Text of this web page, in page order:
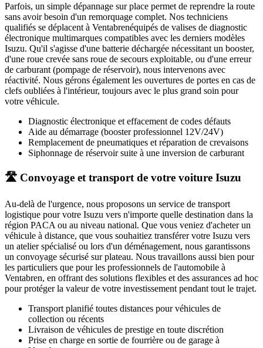
Parfois, un simple dépannage sur place permet de reprendre la route
sans avoir besoin d'un remorquage complet. Nos techniciens
qualifiés se déplacent à Ventabrenéquipés de valises de diagnostic
électronique multimarques compatibles avec les derniers modèles
Isuzu. Qu'il s'agisse d'une batterie déchargée nécessitant un booster,
d'une roue crevée sans roue de secours exploitable, ou d'une erreur
de carburant (pompage de réservoir), nous intervenons avec
réactivité. Nous gérons également les ouvertures de portes en cas de
clefs oubliées à l'intérieur, toujours avec le plus grand soin pour
votre véhicule.
Diagnostic électronique et effacement de codes défauts
Aide au démarrage (booster professionnel 12V/24V)
Remplacement de pneumatiques et réparation de crevaisons
Siphonnage de réservoir suite à une inversion de carburant
🛣️ Convoyage et transport de votre voiture Isuzu
Au-delà de l'urgence, nous proposons un service de transport
logistique pour votre Isuzu vers n'importe quelle destination dans la
région PACA ou au niveau national. Que vous veniez d'acheter un
véhicule à distance, que vous souhaitiez transférer votre Isuzu vers
un atelier spécialisé ou lors d'un déménagement, nous garantissons
un convoyage sécurisé sur plateau. Nous travaillons aussi bien pour
les particuliers que pour les professionnels de l'automobile à
Ventabren, en offrant des solutions flexibles et des assurances ad hoc
pour protéger la valeur de votre investissement pendant tout le trajet.
Transport planifié toutes distances pour véhicules de
collection ou récents
Livraison de véhicules de prestige en toute discrétion
Prise en charge en sortie de fourrière ou de garage à